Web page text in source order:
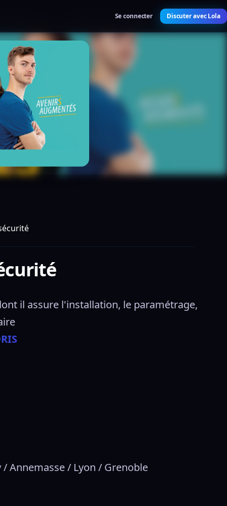
Se connecter Discuter avec Lola
il assure l'installation, le paramétrage,
/ Annemasse / Lyon / Grenoble